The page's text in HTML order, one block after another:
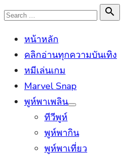
Skip
content
Search

Search
หน้าหลัก
คลิกอ่านทุกความบันเทิง
หมีเล่นเกม
Marvel Snap
พูห์พาเพลิน
Show
ทีวีพูห์
พูห์พากิน
พูห์พาเที่ยว